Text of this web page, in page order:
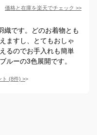
価格と在庫を楽天でチェック >>
織です。どのお着物とも
ますし、とてもおしゃ
るのでお手入れも簡単
ルーの3色展開です。
(8件) >